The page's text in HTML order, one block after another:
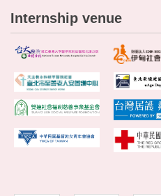
Internship venue